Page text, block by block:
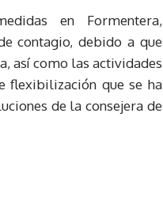
en Formentera,
contagio, debido a que
así como las actividades
flexibilización que se ha
de la consejera de